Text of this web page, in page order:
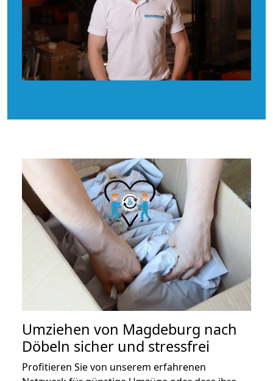
Umziehen von Magdeburg nach
Döbeln sicher und stressfrei
Profitieren Sie von unserem erfahrenen